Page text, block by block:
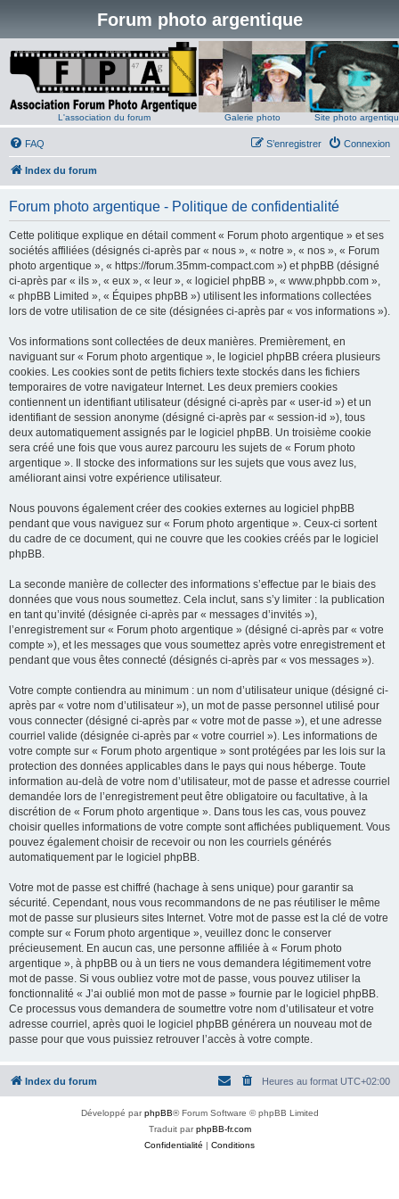
Forum photo argentique
L'association du forum Galerie photo Site photo
FAQ Connexion
S’enregistrer
Index du forum
Forum photo argentique - Politique de confidentialité
Cette politique explique en détail comment « Forum photo argentique » et ses
sociétés affiliées (désignés ci-après par « nous », « notre », « nos », « Forum
photo argentique », « https://forum.35mm-compact.com ») et phpBB (désigné
ci-après par « ils », « eux », « leur », « logiciel phpBB », « www.phpbb.com »,
« phpBB Limited », « Équipes phpBB ») utilisent les informations collectées
lors de votre utilisation de ce site (désignées ci-après par « vos informations »).
Vos informations sont collectées de deux manières. Premièrement, en
naviguant sur « Forum photo argentique », le logiciel phpBB créera plusieurs
cookies. Les cookies sont de petits fichiers texte stockés dans les fichiers
temporaires de votre navigateur Internet. Les deux premiers cookies
contiennent un identifiant utilisateur (désigné ci-après par « user-id ») et un
identifiant de session anonyme (désigné ci-après par « session-id »), tous
deux automatiquement assignés par le logiciel phpBB. Un troisième cookie
sera créé une fois que vous aurez parcouru les sujets de « Forum photo
argentique ». Il stocke des informations sur les sujets que vous avez lus,
améliorant ainsi votre expérience utilisateur.
Nous pouvons également créer des cookies externes au logiciel phpBB
pendant que vous naviguez sur « Forum photo argentique ». Ceux-ci sortent
du cadre de ce document, qui ne couvre que les cookies créés par le logiciel
phpBB.
La seconde manière de collecter des informations s’effectue par le biais des
données que vous nous soumettez. Cela inclut, sans s’y limiter : la publication
en tant qu’invité (désignée ci-après par « messages d’invités »),
l’enregistrement sur « Forum photo argentique » (désigné ci-après par « votre
compte »), et les messages que vous soumettez après votre enregistrement et
pendant que vous êtes connecté (désignés ci-après par « vos messages »).
Votre compte contiendra au minimum : un nom d’utilisateur unique (désigné ci-
après par « votre nom d’utilisateur »), un mot de passe personnel utilisé pour
vous connecter (désigné ci-après par « votre mot de passe »), et une adresse
courriel valide (désignée ci-après par « votre courriel »). Les informations de
votre compte sur « Forum photo argentique » sont protégées par les lois sur la
protection des données applicables dans le pays qui nous héberge. Toute
information au-delà de votre nom d’utilisateur, mot de passe et adresse courriel
demandée lors de l’enregistrement peut être obligatoire ou facultative, à la
discrétion de « Forum photo argentique ». Dans tous les cas, vous pouvez
choisir quelles informations de votre compte sont affichées publiquement. Vous
pouvez également choisir de recevoir ou non les courriels générés
automatiquement par le logiciel phpBB.
Votre mot de passe est chiffré (hachage à sens unique) pour garantir sa
sécurité. Cependant, nous vous recommandons de ne pas réutiliser le même
mot de passe sur plusieurs sites Internet. Votre mot de passe est la clé de votre
compte sur « Forum photo argentique », veuillez donc le conserver
précieusement. En aucun cas, une personne affiliée à « Forum photo
argentique », à phpBB ou à un tiers ne vous demandera légitimement votre
mot de passe. Si vous oubliez votre mot de passe, vous pouvez utiliser la
fonctionnalité « J’ai oublié mon mot de passe » fournie par le logiciel phpBB.
Ce processus vous demandera de soumettre votre nom d’utilisateur et votre
adresse courriel, après quoi le logiciel phpBB générera un nouveau mot de
passe pour que vous puissiez retrouver l’accès à votre compte.
Index du forum Heures au format UTC+02:00
Développé parphpBB® Forum Software © phpBB Limited
Traduit parphpBB-fr.com
Confidentialité | Conditions